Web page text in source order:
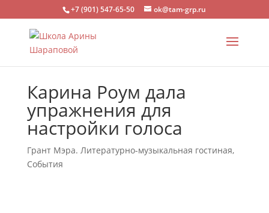
+7 (901) 547-65-50 ok@tam-grp.ru
Карина Роум дала
упражнения для
настройки голоса
Грант Мэра. Литературно-музыкальная гостиная,
События